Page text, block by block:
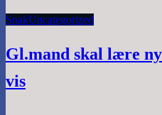
SnakUncategorized
Gl.mand skal lære
vis